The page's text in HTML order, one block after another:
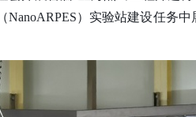
NanoARPES）实验站建设任务